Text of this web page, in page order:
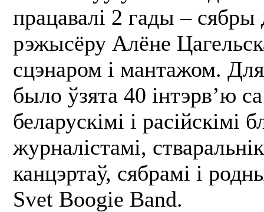
працавалі 2 гады – сябры
рэжысёру Алёне
сцэнаром і мантажом.
было ўзята 40 інтэрв’ю
беларускімі і расійскімі
журналістамі,
канцэртаў, сябрамі і
Svet Boogie Band.